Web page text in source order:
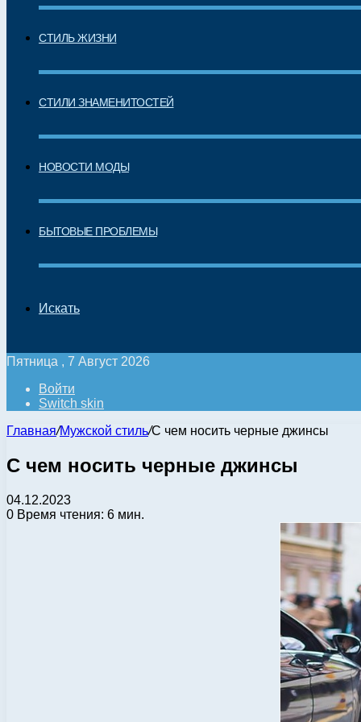
СТИЛЬ ЖИЗНИ
СТИЛИ ЗНАМЕНИТОСТЕЙ
НОВОСТИ МОДЫ
БЫТОВЫЕ ПРОБЛЕМЫ
Искать
Пятница , 7 Август 2026
Войти
Switch skin
Главная/Мужской стиль/С чем носить черные джинсы
С чем носить черные джинсы
04.12.2023
0 Время чтения: 6 мин.